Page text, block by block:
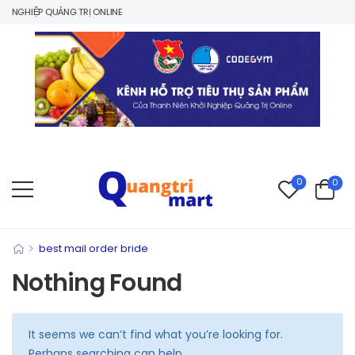
QUẢNG TRỊ ONLINE
0 0
> best mail order bride
Nothing Found
It seems we can’t find what you’re looking for.